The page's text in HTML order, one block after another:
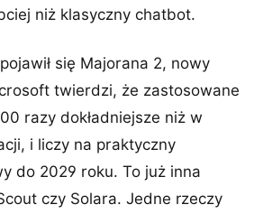
niż klasyczny chatbot.
się Majorana 2, nowy
twierdzi, że zastosowane
razy dokładniejsze niż w
i liczy na praktyczny
do 2029 roku. To już inna
czy Solara. Jedne rzeczy